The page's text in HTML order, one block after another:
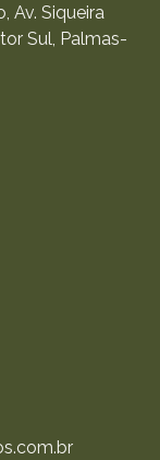
Av. Siqueira
Sul, Palmas-